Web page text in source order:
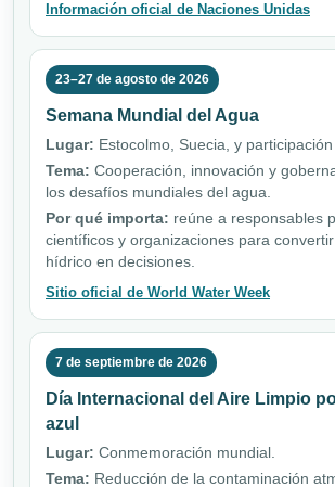
Información oficial de Naciones Unidas
23–27 de agosto de 2026
Semana Mundial del Agua
Lugar: Estocolmo, Suecia, y
Tema: Cooperación, innovación y
los desafíos mundiales del agua.
Por qué importa: reúne a responsables
científicos y organizaciones para
hídrico en decisiones.
Sitio oficial de World Water Week
7 de septiembre de 2026
Día Internacional del Aire Limpio
azul
Lugar: Conmemoración mundial.
Tema: Reducción de la contaminación